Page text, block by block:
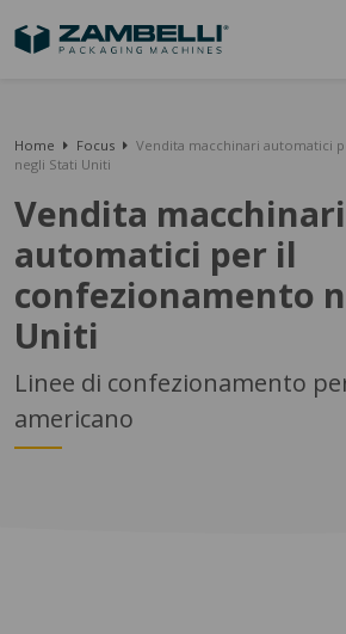
Home Focus
Vendita macchinari automatici
negli Stati Uniti
Vendita macchinari
automatici per il
confezionamento
Uniti
Linee di confezionamento
americano